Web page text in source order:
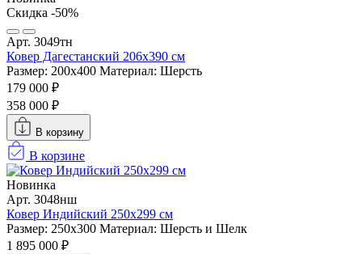
Скидка -50%
Арт. 3049тн
Ковер Дагестанский 206x390 см
Размер: 200х400 Материал: Шерсть
179 000 ₽
358 000 ₽
В корзину
В корзине
Новинка
Арт. 3048нш
Ковер Индийский 250x299 см
Размер: 250x300 Материал: Шерсть и Шелк
1 895 000 ₽